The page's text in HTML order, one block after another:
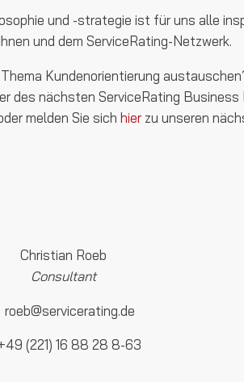
und -strategie ist für uns alle
und dem ServiceRating-Netzwerk.
Kundenorientierung
des nächsten ServiceRating
melden Sie sich hier zu unseren
Christian Roeb
Consultant
roeb@servicerating.de
(221) 16 88 28 8-63